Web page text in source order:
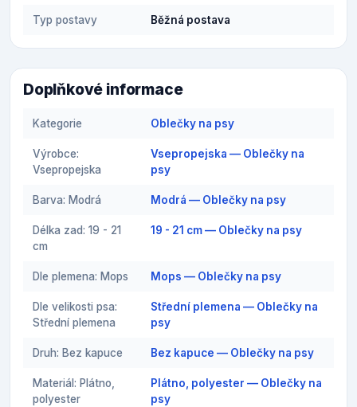
Typ postavy Běžná postava
Doplňkové informace
Kategorie Oblečky na psy
Výrobce:
Vsepropejska
Vsepropejska — Oblečky na
psy
Barva: Modrá Modrá — Oblečky na psy
Délka zad: 19 - 21
cm
19 - 21 cm — Oblečky na psy
Dle plemena: Mops Mops — Oblečky na psy
Dle velikosti psa:
Střední plemena
Střední plemena — Oblečky na
psy
Druh: Bez kapuce Bez kapuce — Oblečky na psy
Materiál: Plátno,
polyester
Plátno, polyester — Oblečky na
psy